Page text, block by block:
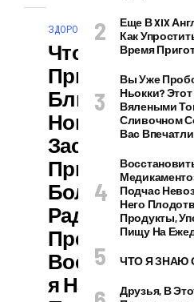
ЗДОРОВЬЕ И КРАСОТА
Чтобы
Блюд К
Новогоднему
Застолью
Принесло
Больше
Радости,
Предлагаем
Я Нашей
Еще В XIX
Как
Время
Вы Уже
Ньокки?
Вялеными
Сливочном
Вас
Подчас
Него
Продукты,
Пищу На
ЧТО Я ЗНАЮ
Друзья, В